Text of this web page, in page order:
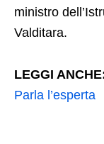
ministro
Valditara.
LEGGI
Parla l’esperta